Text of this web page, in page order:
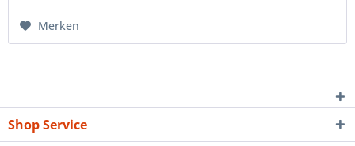
Merken
Shop Service